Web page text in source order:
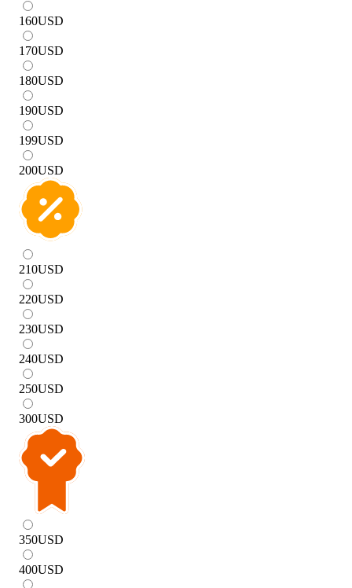
160USD
170USD
180USD
190USD
199USD
200USD
210USD
220USD
230USD
240USD
250USD
300USD
350USD
400USD